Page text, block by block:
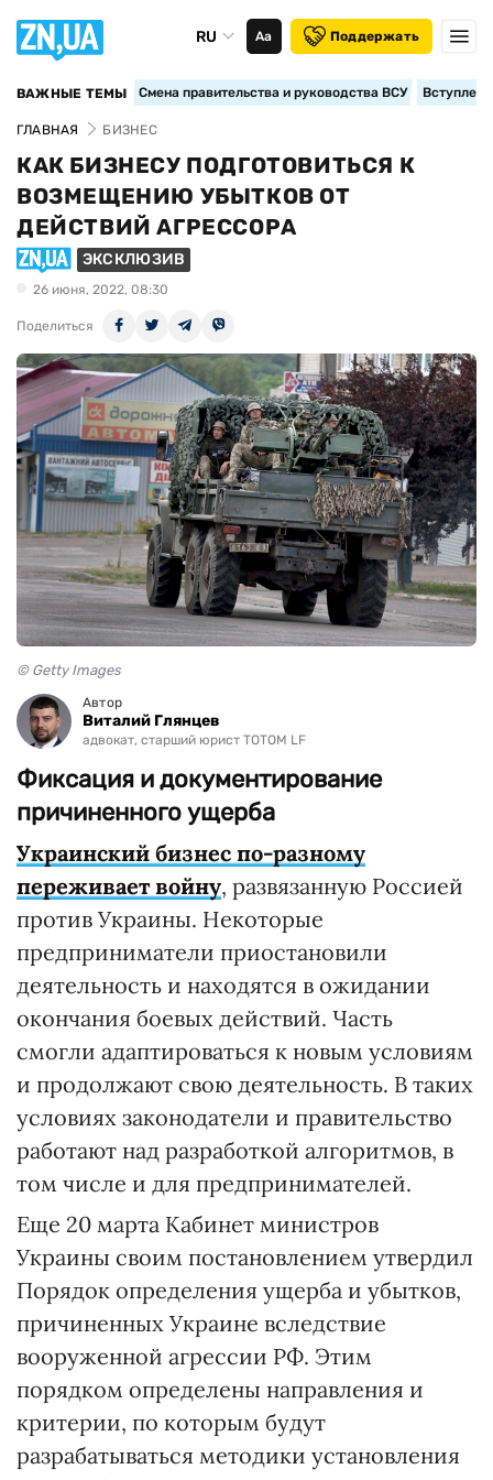
RU Аа Поддержать
ВАЖНЫЕ ТЕМЫ Смена правительства и руководства ВСУ
ГЛАВНАЯ БИЗНЕС
КАК БИЗНЕСУ ПОДГОТОВИТЬСЯ К
ВОЗМЕЩЕНИЮ УБЫТКОВ ОТ
ДЕЙСТВИЙ АГРЕССОРА
ЭКСКЛЮЗИВ
26 июня, 2022, 08:30
Поделиться
© Getty Images
Автор
Виталий Глянцев
адвокат, старший юрист TOTOM LF
Фиксация и документирование
причиненного ущерба
Украинский бизнес по-разному
переживает войну, развязанную Россией
против Украины. Некоторые
предприниматели приостановили
деятельность и находятся в ожидании
окончания боевых действий. Часть
смогли адаптироваться к новым условиям
и продолжают свою деятельность. В таких
условиях законодатели и правительство
работают над разработкой алгоритмов, в
том числе и для предпринимателей.
Еще 20 марта Кабинет министров
Украины своим постановлением утвердил
Порядок определения ущерба и убытков,
причиненных Украине вследствие
вооруженной агрессии РФ. Этим
порядком определены направления и
критерии, по которым будут
разрабатываться методики установления